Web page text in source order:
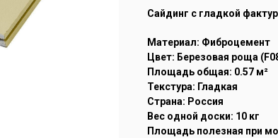
Cайдинг с гладкой
Материал: Фиброцемент
Цвет: Березовая роща
Площадь общая: 0.57 м²
Текстура: Гладкая
Страна: Россия
Вес одной доски: 10 кг
Площадь полезная при